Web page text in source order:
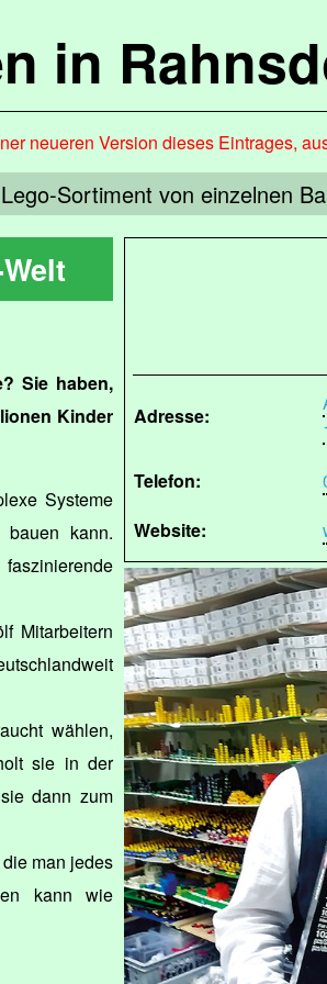
in
neueren Version dieses Eintrages,
Sortiment von einzelnen
Adresse:
Telefon:
Website:
Sie haben,
Kinder
Systeme
kann.
Mitarbeitern
wählen,
sie in der
dann zum
man jedes
kann wie